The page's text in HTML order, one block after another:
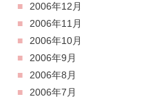
2006年12月
2006年11月
2006年10月
2006年9月
2006年8月
2006年7月